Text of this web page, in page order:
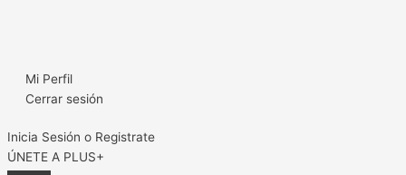
Mi Perfil
Cerrar sesión
Inicia Sesión o Registrate
ÚNETE A PLUS+